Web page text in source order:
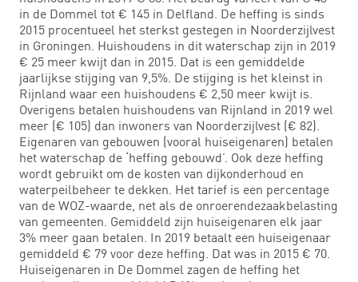
in de Dommel tot € 145 in Delfland. De heffing is sinds
2015 procentueel het sterkst gestegen in Noorderzijlvest
in Groningen. Huishoudens in dit waterschap zijn in 2019
€ 25 meer kwijt dan in 2015. Dat is een gemiddelde
jaarlijkse stijging van 9,5%. De stijging is het kleinst in
Rijnland waar een huishoudens € 2,50 meer kwijt is.
Overigens betalen huishoudens van Rijnland in 2019 wel
meer (€ 105) dan inwoners van Noorderzijlvest (€ 82).
Eigenaren van gebouwen (vooral huiseigenaren) betalen
het waterschap de ‘heffing gebouwd’. Ook deze heffing
wordt gebruikt om de kosten van dijkonderhoud en
waterpeilbeheer te dekken. Het tarief is een percentage
van de WOZ-waarde, net als de onroerendezaakbelasting
van gemeenten. Gemiddeld zijn huiseigenaren elk jaar
3% meer gaan betalen. In 2019 betaalt een huiseigenaar
gemiddeld € 79 voor deze heffing. Dat was in 2015 € 70.
Huiseigenaren in De Dommel zagen de heffing het